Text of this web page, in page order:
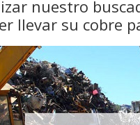
nuestro
llevar su cobre